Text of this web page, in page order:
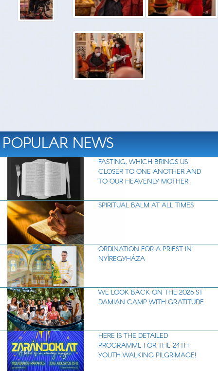
POPULAR NEWS
FASTING, WHICH BRINGS US
CLOSER TO ONE ANOTHER AND
TO OUR HEAVENLY MOTHER
SPIRITUAL BALM AT ALL TIMES
ORDINATION FOR A PRIEST IN
NYÍREGYHÁZA
WE LOOK BACK ON THE 2026 ST
DAMIAN CAMP WITH GRATITUDE
HERE IS THE DETAILED
PROGRAMME FOR THE 24TH
YOUTH WALKING PILGRIMAGE!